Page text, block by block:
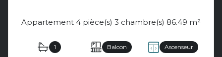
Appartement 4 pièce(s) 3 chambre(s) 86.49 m²
1 Balcon Ascenseur